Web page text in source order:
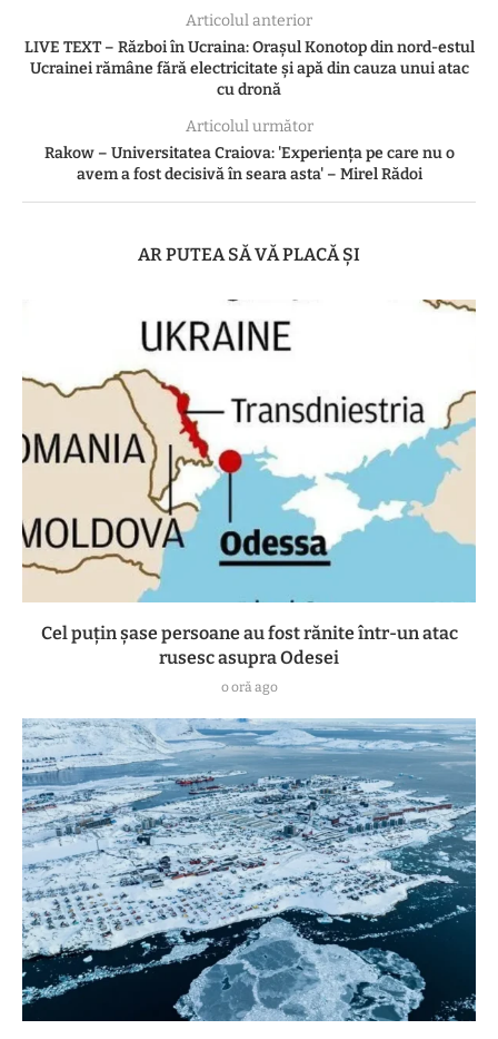
Articolul anterior
LIVE TEXT – Război în Ucraina: Orașul Konotop din nord-estul
Ucrainei rămâne fără electricitate și apă din cauza unui atac
cu dronă
Articolul următor
Rakow – Universitatea Craiova: 'Experienţa pe care nu o
avem a fost decisivă în seara asta' – Mirel Rădoi
AR PUTEA SĂ VĂ PLACĂ ȘI
Cel puțin șase persoane au fost rănite într-un atac
rusesc asupra Odesei
o oră ago